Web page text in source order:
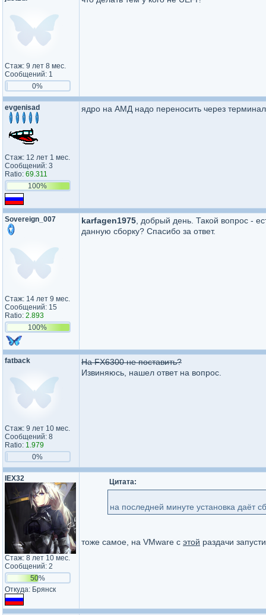
Стаж: 9 лет 8 мес.
Сообщений: 1
0%
evgenisad
Стаж: 12 лет 1 мес.
Сообщений: 3
Ratio: 69.311
100%
ядро на АМД надо переносить через терминал
Sovereign_007
Стаж: 14 лет 9 мес.
Сообщений: 15
Ratio: 2.893
100%
karfagen1975 , добрый день. Такой вопрос -
данную сборку? Спасибо за ответ.
fatback
Стаж: 9 лет 10 мес.
Сообщений: 8
Ratio: 1.979
0%
На FX6300 не поставить?
Извиняюсь, нашел ответ на вопрос.
IEX32
Стаж: 8 лет 10 мес.
Сообщений: 2
50%
Откуда: Брянск
Цитата:
на последней минуте установка даёт
тоже самое, на VMware с этой раздачи